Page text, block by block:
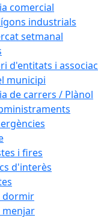
comercial
industrials
setmanal
d'entitats i
municipi
de carrers / Plànol
i fires
d'interès
dormir
menjar